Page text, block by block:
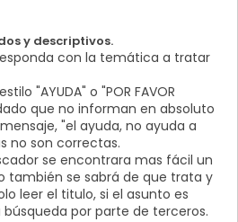
y descriptivos.
con la temática a tratar
"AYUDA" o "POR FAVOR
dado que no informan en absoluto
"el ayuda, no ayuda a
no son correctas.
se encontrara mas fácil un
también se sabrá de que trata y
leer el titulo, si el asunto es
por parte de terceros.